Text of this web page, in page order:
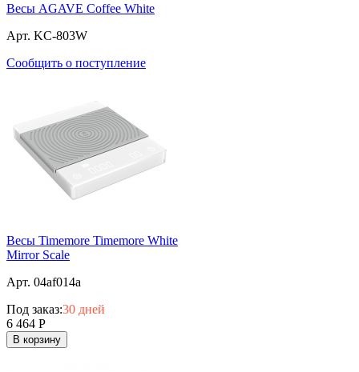
Весы AGAVE Coffee White
Арт. KC-803W
Сообщить о поступление
Весы Timemore Timemore White
Mirror Scale
Арт. 04af014a
Под заказ:30 дней
6 464 Р
В корзину